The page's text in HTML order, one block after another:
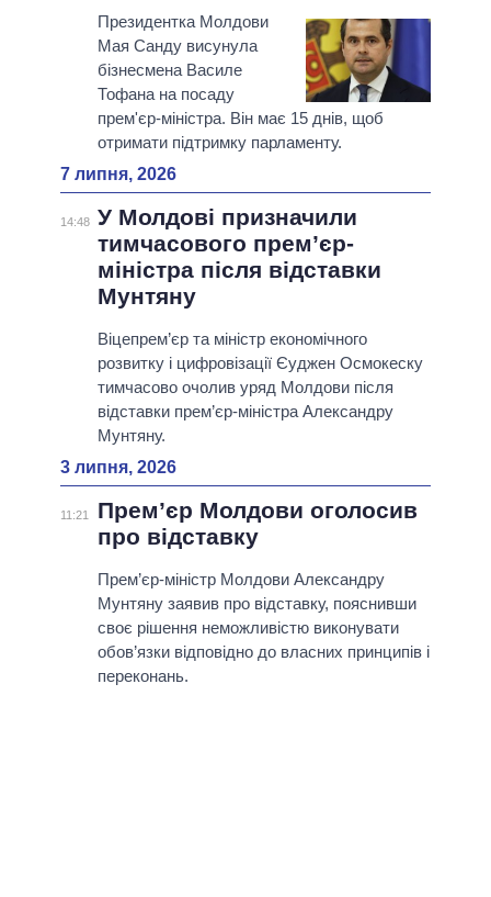
Президентка Молдови
Мая Санду висунула
бізнесмена Василе
Тофана на посаду
прем'єр-міністра. Він має 15 днів, щоб
отримати підтримку парламенту.
7 липня, 2026
14:48 У Молдові призначили
тимчасового прем’єр-
міністра після відставки
Мунтяну
Віцепрем’єр та міністр економічного
розвитку і цифровізації Єуджен Осмокеску
тимчасово очолив уряд Молдови після
відставки прем’єр-міністра Александру
Мунтяну.
3 липня, 2026
11:21
Прем’єр Молдови оголосив
про відставку
Прем’єр-міністр Молдови Александру
Мунтяну заявив про відставку, пояснивши
своє рішення неможливістю виконувати
обов’язки відповідно до власних принципів і
переконань.